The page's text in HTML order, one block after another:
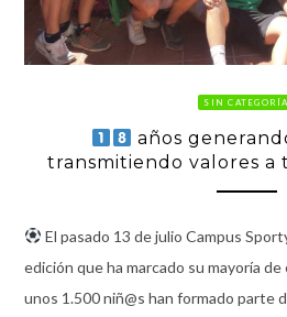
SIN CATEGORÍA
años
transmitiendo valores a
El pasado 13 de julio Campus
edición que ha marcado su mayoría
unos 1.500 niñ@s han formado parte